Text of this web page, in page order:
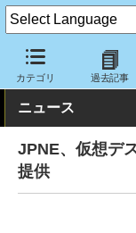
カテゴリ 過去記事
クラウド Watch サ
ニュース
JPNE、仮想デ
提供